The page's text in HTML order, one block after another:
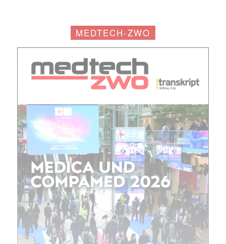
Mit dem |transkript-Newsletter
jede Woche aktuell informiert.
E-
Mail
(erforderlich)
MEDTECH-ZWO